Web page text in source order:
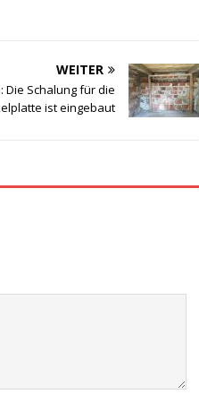
WEITER
Die Schalung für die
ist eingebaut